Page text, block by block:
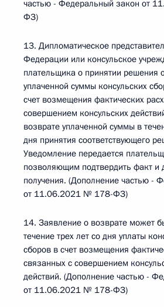
частью - Федеральный закон от
ФЗ)
13. Дипломатическое
Федерации или консульское
плательщика о принятии решения
уплаченной суммы консульских
счет возмещения фактических
совершением консульских
возврате уплаченной суммы в
дня принятия соответствующего
Уведомление передается
позволяющим подтвердить факт и
получения. (Дополнение частью -
от 11.06.2021 № 178-ФЗ)
14. Заявление о возврате может
течение трех лет со дня уплаты
сборов в счет возмещения
связанных с совершением
действий. (Дополнение частью -
от 11.06.2021 № 178-ФЗ)